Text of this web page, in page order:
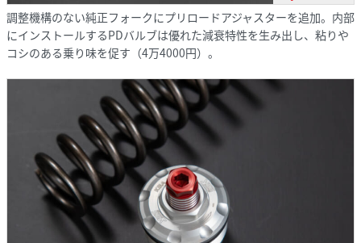
調整機構のない純正フォークにプリロードアジャスターを追加。内部
にインストールするPDバルブは優れた減衰特性を生み出し、粘りや
コシのある乗り味を促す（4万4000円）。